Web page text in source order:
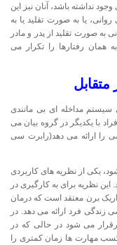
نداشته باشد، آنان نیز این
یا به صورت تقلید یا به
به صورت تقلید از پدر و مادر
همان رفتارها را تکرار می
متقابل
مداخله ای بی مانندی
با یکدیگر در گروه بیان می
را ارائه می دهد(رابرت سی
یکی از نظریه های کاربردی
نظریه برای به کارگیری در
برن معتقد است که درمان
زندگی فرد ارائه می دهد. در
می شود در حالی که در
مهارت ها زمان کمتری را